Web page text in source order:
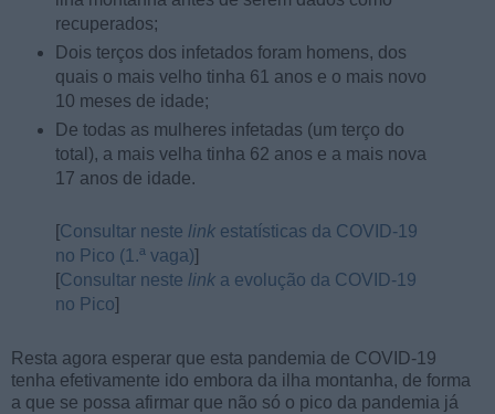
recuperados;
Dois terços dos infetados foram homens, dos
quais o mais velho tinha 61 anos e o mais novo
10 meses de idade;
De todas as mulheres infetadas (um terço do
total), a mais velha tinha 62 anos e a mais nova
17 anos de idade.
[Consultar neste linkestatísticas da COVID-19
no Pico (1.ª vaga)]
[Consultar neste linka evolução da COVID-19
no Pico]
Resta agora esperar que esta pandemia de COVID-19
tenha efetivamente ido embora da ilha montanha, de forma
a que se possa afirmar que não só o pico da pandemia já